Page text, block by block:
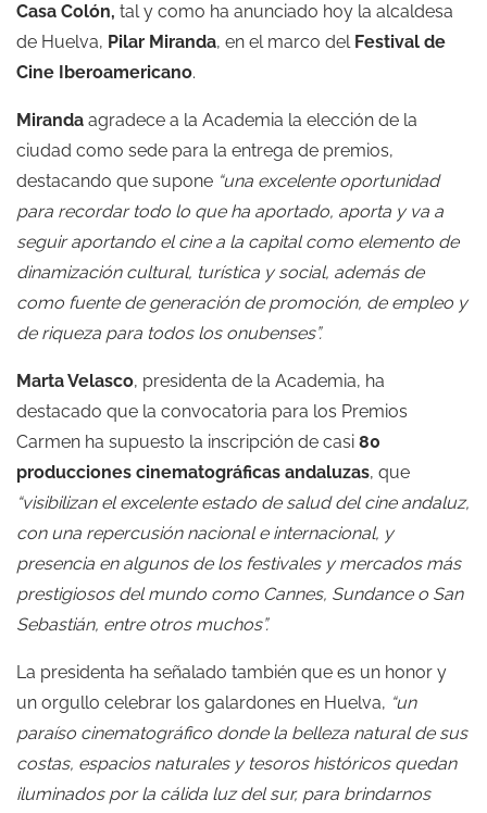
Casa Colón, tal y como ha anunciado hoy la alcaldesa
de Huelva, Pilar Miranda, en el marco del Festival de
Cine Iberoamericano.
Miranda agradece a la Academia la elección de la
ciudad como sede para la entrega de premios,
destacando que supone “una excelente oportunidad
para recordar todo lo que ha aportado, aporta y va a
seguir aportando el cine a la capital como elemento de
dinamización cultural, turística y social, además de
como fuente de generación de promoción, de empleo y
de riqueza para todos los onubenses”.
Marta Velasco, presidenta de la Academia, ha
destacado que la convocatoria para los Premios
Carmen ha supuesto la inscripción de casi 80
producciones cinematográficas andaluzas, que
“visibilizan el excelente estado de salud del cine andaluz,
con una repercusión nacional e internacional, y
presencia en algunos de los festivales y mercados más
prestigiosos del mundo como Cannes, Sundance o San
Sebastián, entre otros muchos”.
La presidenta ha señalado también que es un honor y
un orgullo celebrar los galardones en Huelva, “un
paraíso cinematográfico donde la belleza natural de sus
costas, espacios naturales y tesoros históricos quedan
iluminados por la cálida luz del sur, para brindarnos